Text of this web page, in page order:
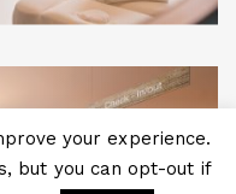
your experience.
but you can opt-out if
🤓
Chat openen